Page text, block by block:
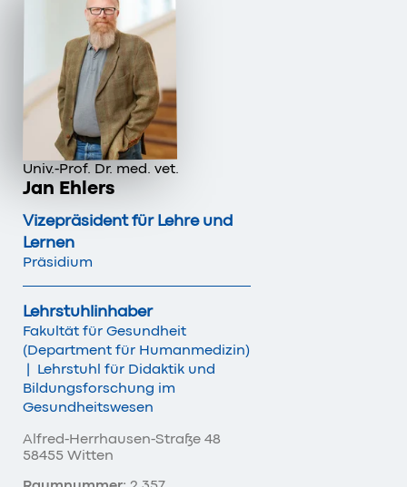
Univ.-Prof. Dr. med. vet.
Jan Ehlers
Vizepräsident für Lehre und
Lernen
Präsidium
Lehrstuhlinhaber
Fakultät für Gesundheit
(Department für Humanmedizin)
Lehrstuhl für Didaktik und
Bildungsforschung im
Gesundheitswesen
Alfred-Herrhausen-Straße 48
58455 Witten